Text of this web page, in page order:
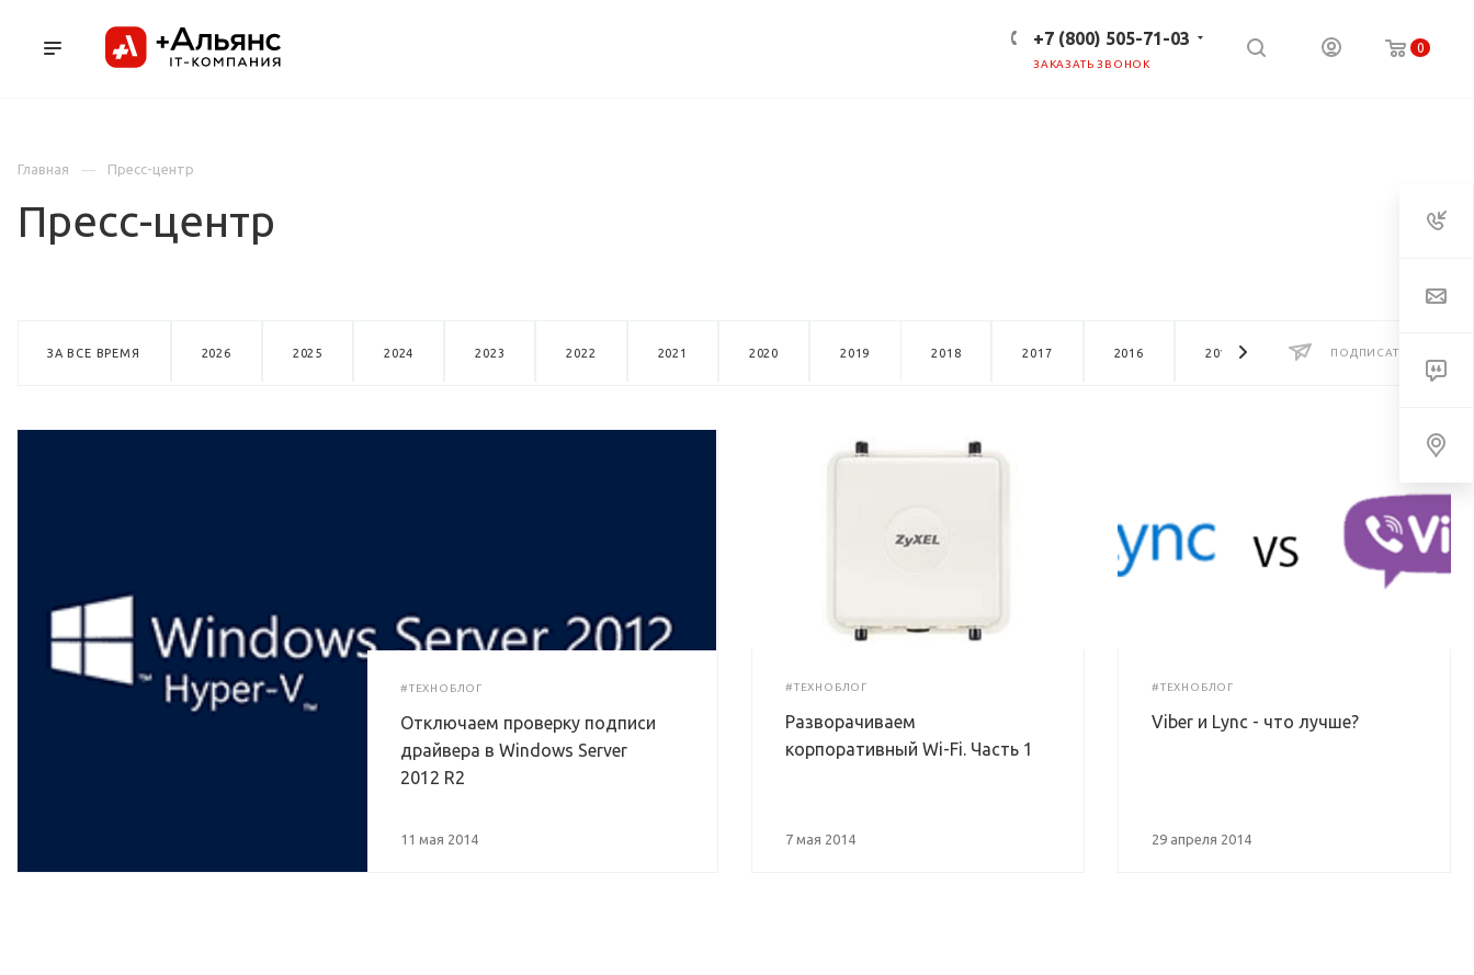
0
+7 (800) 505-71-03
ЗАКАЗАТЬ ЗВОНОК
Главная
Пресс-центр
Пресс-центр
ПОДПИСАТЬСЯ
ЗА ВСЕ ВРЕМЯ 2026 2025 2024 2023 2022 2021 2020 2019 2018 2017 2016 2015 2014 2013
#ТЕХНОБЛОГ
Отключаем проверку подписи
драйвера в Windows Server
2012 R2
11 мая 2014
#ТЕХНОБЛОГ
Разворачиваем
корпоративный Wi-Fi. Часть 1
7 мая 2014
#ТЕХНОБЛОГ
Viber и Lync - что лучше?
29 апреля 2014